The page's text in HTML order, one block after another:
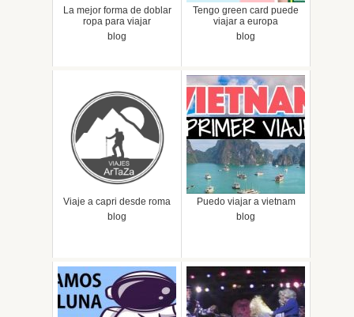
La mejor forma de doblar
ropa para viajar
blog
Tengo green card puede
viajar a europa
blog
Viaje a capri desde roma
blog
Puedo viajar a vietnam
blog